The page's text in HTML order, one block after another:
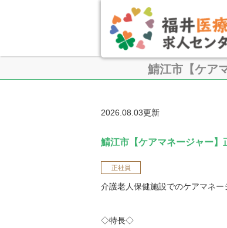
鯖江市【ケア
2026.08.03更新
鯖江市【ケアマネージャー
正社員
介護老人保健施設でのケアマネー
◇特長◇